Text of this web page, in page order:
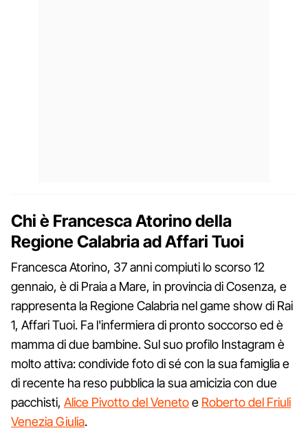
Chi è Francesca Atorino della
Regione Calabria ad Affari Tuoi
Francesca Atorino, 37 anni compiuti lo scorso 12
gennaio, è di Praia a Mare, in provincia di Cosenza, e
rappresenta la Regione Calabria nel game show di Rai
1, Affari Tuoi. Fa l'infermiera di pronto soccorso ed è
mamma di due bambine. Sul suo profilo Instagram è
molto attiva: condivide foto di sé con la sua famiglia e
di recente ha reso pubblica la sua amicizia con due
pacchisti, Alice Pivotto del Venetoe Roberto del Friuli
Venezia Giulia.